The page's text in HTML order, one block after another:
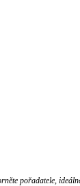
pořadatele,